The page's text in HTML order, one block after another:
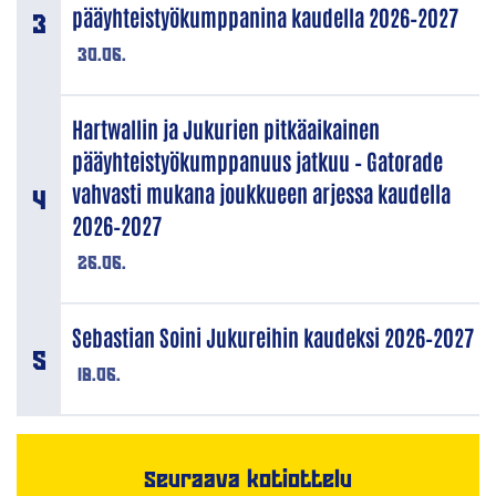
30.06.
pääyhteistyökumppanina kaudella 2026–2027
26.06.
Hartwallin ja Jukurien pitkäaikainen
pääyhteistyökumppanuus jatkuu – Gatorade
vahvasti mukana joukkueen arjessa kaudella
2026–2027
18.06.
Sebastian Soini Jukureihin kaudeksi 2026–2027
Seuraava kotiottelu